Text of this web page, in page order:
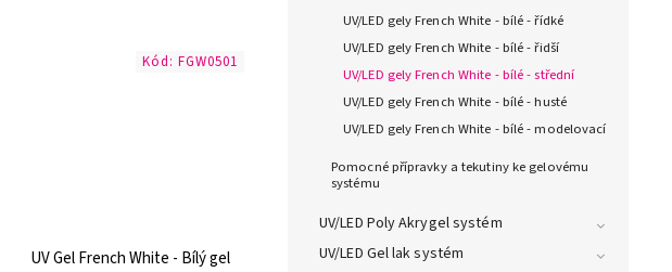
UV/LED gely French White - bílé - řídké
UV/LED gely French White - bílé - řidší
UV/LED gely French White - bílé - střední
UV/LED gely French White - bílé - husté
UV/LED gely French White - bílé - modelovací
Pomocné přípravky a tekutiny ke gelovému
systému
UV/LED Poly Akrygel systém
UV/LED Gel lak systém
UV Gel French White - Bílý gel
Kód: FGW0501